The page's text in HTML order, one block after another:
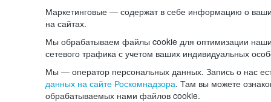
Маркетинговые — содержат в себе информацию о
на сайтах.
Мы обрабатываем файлы cookie для оптимизации
сетевого трафика с учетом ваших индивидуальных
Мы — оператор персональных данных. Запись о нас
данных на сайте Роскомнадзора. Там вы можете
обрабатываемых нами файлов cookie.